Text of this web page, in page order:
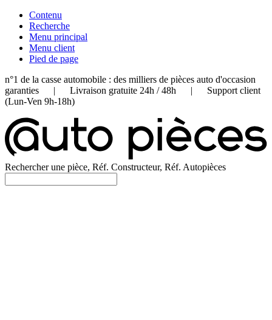
Contenu
Recherche
Menu principal
Menu client
Pied de page
n°1 de la casse automobile : des milliers de pièces auto d'occasion
garanties | Livraison gratuite 24h / 48h | Support client
(Lun-Ven 9h-18h)
Rechercher une pièce, Réf. Constructeur, Réf. Autopièces